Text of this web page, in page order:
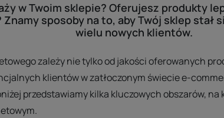
w Twoim sklepie? Oferujesz produkty
sposoby na to, aby Twój sklep
wielu nowych klientów.
zależy nie tylko od jakości oferowanych
klientów w zatłoczonym świecie e-
przedstawiamy kilka kluczowych obszarów,